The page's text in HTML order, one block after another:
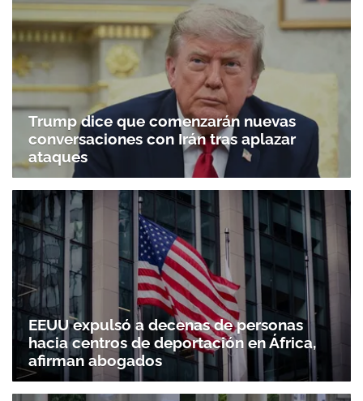
Trump dice que comenzarán nuevas
conversaciones con Irán tras aplazar
ataques
EEUU expulsó a decenas de personas
hacia centros de deportación en África,
afirman abogados